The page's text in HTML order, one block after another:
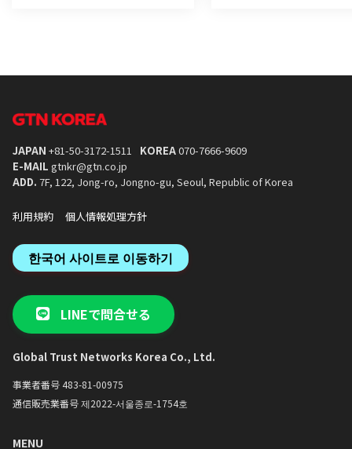
学生との言語交換プログラムを通じて、生
きた韓国語に触れる機会が満載です。
・単位認定：6単位の認定が可能です。
万ウォン
JAPAN +81-50-3172-1511 KOREA070-7666-9609
E-MAIL gtnkr@gtn.co.jp
ADD. 7F, 122, Jong-ro, Jongno-gu, Seoul, Republic of Korea
利用規約 個人情報処理方針
한국어 사이트로 이동하기
LINEで問合せる
Global Trust Networks Korea Co., Ltd.
事業者番号 483-81-00975
通信販売業番号 제2022-서울종로-1754호
MENU